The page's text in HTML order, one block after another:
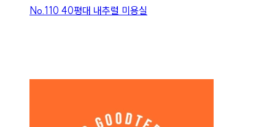
No. 110 40평대 내추럴 미용실